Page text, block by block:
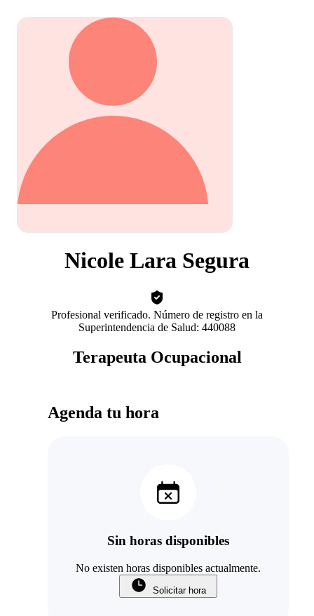
Nicole Lara Segura
Profesional verificado. Número de registro en la
Superintendencia de Salud: 440088
Terapeuta Ocupacional
Agenda tu hora
Sin horas disponibles
No existen horas disponibles actualmente.
Solicitar hora